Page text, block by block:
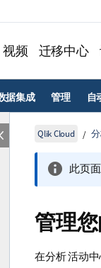
视频 迁移中心
据集成 管理 自
Qlik Cloud
此页
管理
在分析活动